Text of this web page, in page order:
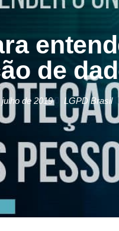
de
de 2019 LGPD Brasil